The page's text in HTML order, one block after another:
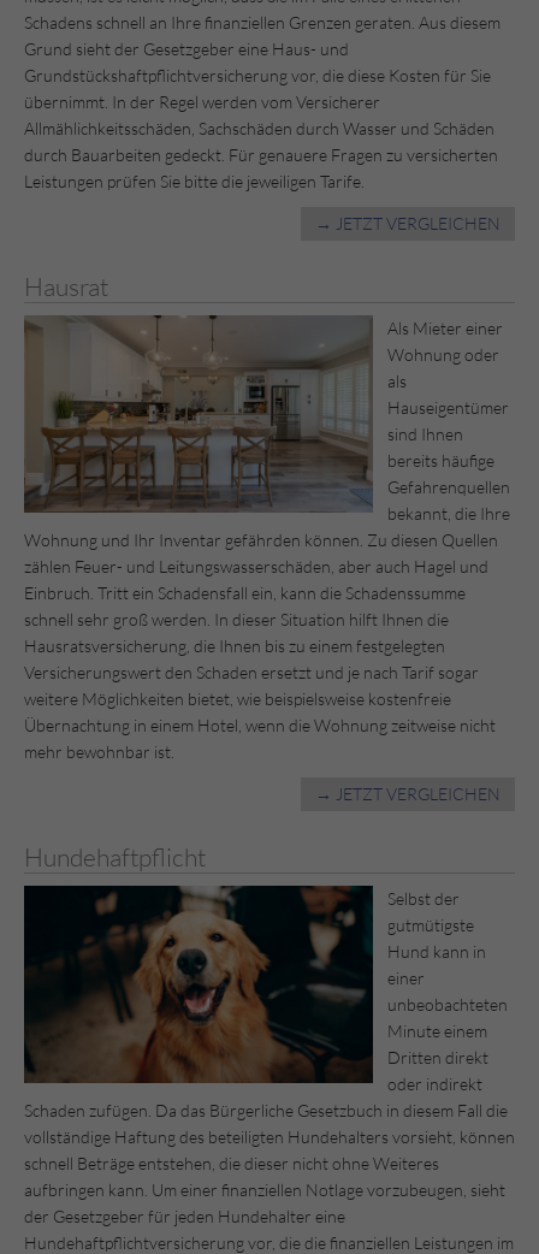
Schadens schnell an Ihre finanziellen Grenzen geraten. Aus diesem
Grund sieht der Gesetzgeber eine Haus- und
Grundstückshaftpflichtversicherung vor, die diese Kosten für Sie
übernimmt. In der Regel werden vom Versicherer
Allmählichkeitsschäden, Sachschäden durch Wasser und Schäden
durch Bauarbeiten gedeckt. Für genauere Fragen zu versicherten
Leistungen prüfen Sie bitte die jeweiligen Tarife.
→ JETZT VERGLEICHEN
Hausrat
Als Mieter einer
Wohnung oder
als
Hauseigentümer
sind Ihnen
bereits häufige
Gefahrenquellen
bekannt, die Ihre
Wohnung und Ihr Inventar gefährden können. Zu diesen Quellen
zählen Feuer- und Leitungswasserschäden, aber auch Hagel und
Einbruch. Tritt ein Schadensfall ein, kann die Schadenssumme
schnell sehr groß werden. In dieser Situation hilft Ihnen die
Hausratsversicherung, die Ihnen bis zu einem festgelegten
Versicherungswert den Schaden ersetzt und je nach Tarif sogar
weitere Möglichkeiten bietet, wie beispielsweise kostenfreie
Übernachtung in einem Hotel, wenn die Wohnung zeitweise nicht
mehr bewohnbar ist.
→ JETZT VERGLEICHEN
Hundehaftpflicht
Selbst der
gutmütigste
Hund kann in
einer
unbeobachteten
Minute einem
Dritten direkt
oder indirekt
Schaden zufügen. Da das Bürgerliche Gesetzbuch in diesem Fall die
vollständige Haftung des beteiligten Hundehalters vorsieht, können
schnell Beträge entstehen, die dieser nicht ohne Weiteres
aufbringen kann. Um einer finanziellen Notlage vorzubeugen, sieht
der Gesetzgeber für jeden Hundehalter eine
Hundehaftpflichtversicherung vor, die die finanziellen Leistungen im